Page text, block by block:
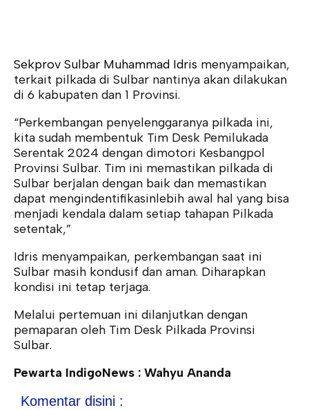
Sekprov Sulbar Muhammad Idris menyampaikan,
terkait pilkada di Sulbar nantinya akan dilakukan
di 6 kabupaten dan 1 Provinsi.
“Perkembangan penyelenggaranya pilkada ini,
kita sudah membentuk Tim Desk Pemilukada
Serentak 2024 dengan dimotori Kesbangpol
Provinsi Sulbar. Tim ini memastikan pilkada di
Sulbar berjalan dengan baik dan memastikan
dapat mengindentifikasinlebih awal hal yang bisa
menjadi kendala dalam setiap tahapan Pilkada
setentak,”
Idris menyampaikan, perkembangan saat ini
Sulbar masih kondusif dan aman. Diharapkan
kondisi ini tetap terjaga.
Melalui pertemuan ini dilanjutkan dengan
pemaparan oleh Tim Desk Pilkada Provinsi
Sulbar.
Pewarta IndigoNews : Wahyu Ananda
Komentar disini :